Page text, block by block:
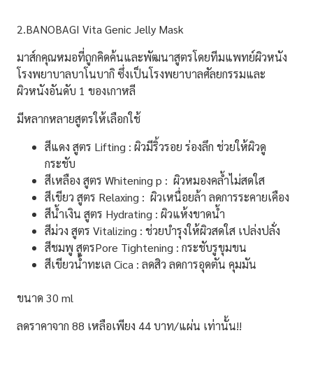
2.BANOBAGI Vita Genic Jelly Mask
มาส์กคุณหมอที่ถูกคิดค้นและพัฒนาสูตรโดยทีมแพทย์ผิวหนัง
โรงพยาบาลบาโนบากิ ซึ่งเป็นโรงพยาบาลศัลยกรรมและ
ผิวหนังอันดับ 1 ของเกาหลี
มีหลากหลายสูตรให้เลือกใช้
สีแดง สูตร Lifting : ผิวมีริ้วรอย ร่องลึก ช่วยให้ผิวดู
กระชับ
สีเหลือง สูตร Whitening p : ผิวหมองคล้ำไม่สดใส
สีเขียว สูตร Relaxing : ผิวเหนื่อยล้า ลดการระคายเคือง
สีน้ำเงิน สูตร Hydrating : ผิวแห้งขาดน้ำ
สีม่วง สูตร Vitalizing : ช่วยบำรุงให้ผิวสดใส เปล่งปลั่ง
สีชมพู สูตรPore Tightening : กระชับรูขุมขน
สีเขียวน้ำทะเล Cica : ลดสิว ลดการอุดตัน คุมมัน
ขนาด 30 ml
ลดราคาจาก 88 เหลือเพียง 44 บาท/แผ่น เท่านั้น!!